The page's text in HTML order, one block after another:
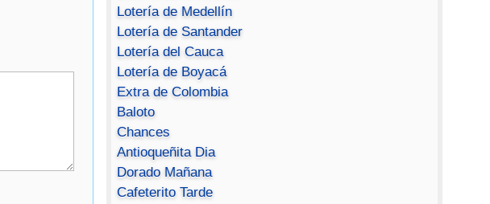
Lotería de Medellín
Lotería de Santander
Lotería del Cauca
Lotería de Boyacá
Extra de Colombia
Baloto
Chances
Antioqueñita Dia
Dorado Mañana
Cafeterito Tarde